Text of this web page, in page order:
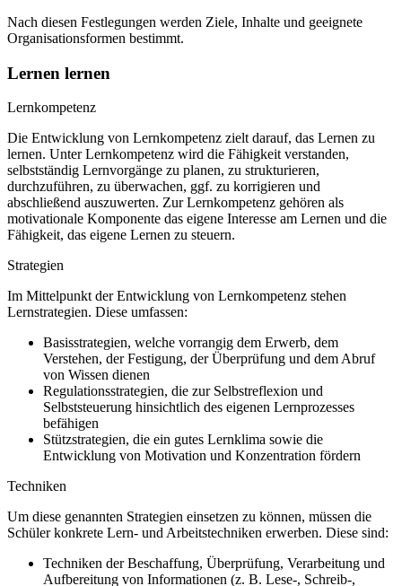
Nach diesen Festlegungen werden Ziele, Inhalte und geeignete
Organisationsformen bestimmt.
Lernen lernen
Lernkompetenz
Die Entwicklung von Lernkompetenz zielt darauf, das Lernen zu
lernen. Unter Lernkompetenz wird die Fähigkeit verstanden,
selbstständig Lernvorgänge zu planen, zu strukturieren,
durchzuführen, zu überwachen, ggf. zu korrigieren und
abschließend auszuwerten. Zur Lernkompetenz gehören als
motivationale Komponente das eigene Interesse am Lernen und die
Fähigkeit, das eigene Lernen zu steuern.
Strategien
Im Mittelpunkt der Entwicklung von Lernkompetenz stehen
Lernstrategien. Diese umfassen:
Basisstrategien, welche vorrangig dem Erwerb, dem
Verstehen, der Festigung, der Überprüfung und dem Abruf
von Wissen dienen
Regulationsstrategien, die zur Selbstreflexion und
Selbststeuerung hinsichtlich des eigenen Lernprozesses
befähigen
Stützstrategien, die ein gutes Lernklima sowie die
Entwicklung von Motivation und Konzentration fördern
Techniken
Um diese genannten Strategien einsetzen zu können, müssen die
Schüler konkrete Lern- und Arbeitstechniken erwerben. Diese sind:
Techniken der Beschaffung, Überprüfung, Verarbeitung und
Aufbereitung von Informationen (z. B. Lese-, Schreib-,